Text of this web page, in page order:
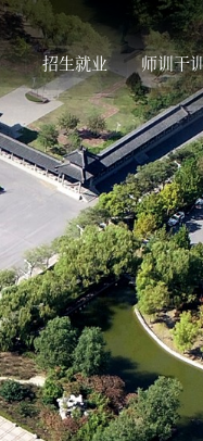
招生就业 师训干